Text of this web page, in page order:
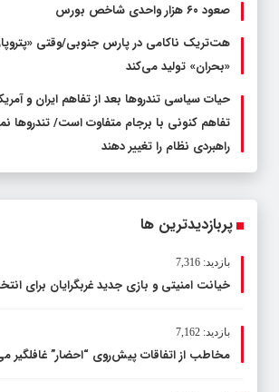
صعود ۶۰ هزار واحدی شاخص بورس
هت‌تریک ناکامی در پارس جنوبی/وقتی
«بحران» تولید می‌کند
حیات سیاسی تندروها بعد از تفاهم ایران و
تفاهم کنونی با برجام متفاوت است/ تندروها
راهبردی نظام را تغییر دهند
پربازدیدترین ها
بازدید: 7,316
خیانت امنیتی و بازی جدید غربگرایان برای
بازدید: 7,162
مخاطب از اتفاقات پیش‌روی “احضار” غافلگیر